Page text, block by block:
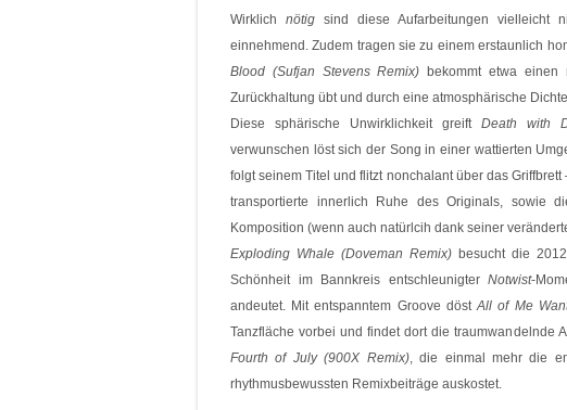
Wirklich nötigsind diese Aufarbeitungen vielleicht
einnehmend. Zudem tragen sie zu einem erstaunlich
Blood (Sufjan Stevens Remix) bekommt etwa einen
Zurückhaltung übt und durch eine atmosphärische
Diese sphärische Unwirklichkeit greift Death with
verwunschen löst sich der Song in einer wattierten
folgt seinem Titel und flitzt nonchalant über das
transportierte innerlich Ruhe des Originals, sowie
Komposition (wenn auch natürlcih dank seiner
Exploding Whale (Doveman Remix)besucht die
Schönheit im Bannkreis entschleunigterNotwist-
andeutet. Mit entspanntem Groove döstAll of Me
Tanzfläche vorbei und findet dort die traumwandelnde
Fourth of July (900X Remix), die einmal mehr die
rhythmusbewussten Remixbeiträge auskostet.